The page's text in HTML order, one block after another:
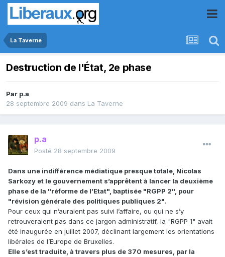
La Taverne
Destruction de l'État, 2e phase
Par p.a
28 septembre 2009 dans La Taverne
p.a
Posté 28 septembre 2009
Dans une indifférence médiatique presque totale, Nicolas
Sarkozy et le gouvernement s’apprêtent à lancer la deuxième
phase de la "réforme de l’Etat", baptisée "RGPP 2", pour
"révision générale des politiques publiques 2".
Pour ceux qui n’auraient pas suivi l’affaire, ou qui ne s’y
retrouveraient pas dans ce jargon administratif, la "RGPP 1" avait
été inaugurée en juillet 2007, déclinant largement les orientations
libérales de l’Europe de Bruxelles.
Elle s’est traduite, à travers plus de 370 mesures, par la